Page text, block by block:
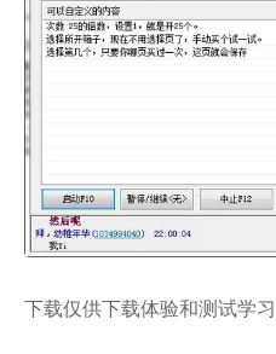
下载仅供下载体验和测试学